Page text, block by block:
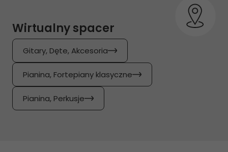
Wirtualny spacer
Gitary, Dęte, Akcesoria
Pianina, Fortepiany klasyczne
Pianina, Perkusje